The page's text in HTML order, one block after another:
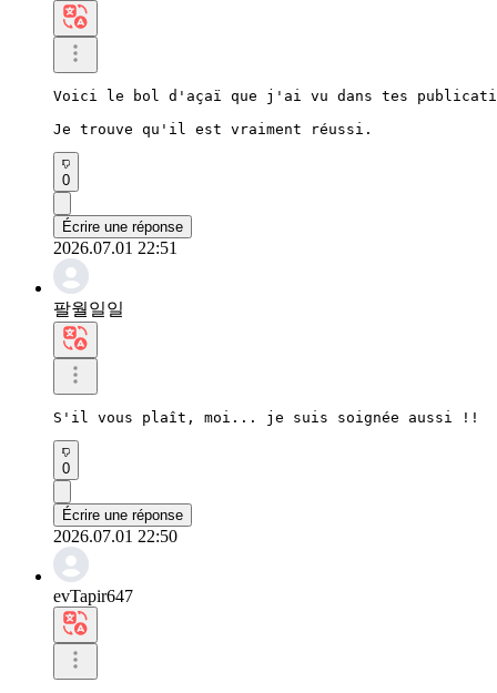
Voici le bol d'açaï que j'ai vu dans tes
Je trouve qu'il est vraiment réussi.
0
Écrire une réponse
2026.07.01 22:51
팔월일일
S'il vous plaît, moi... je suis soignée aussi !!
0
Écrire une réponse
2026.07.01 22:50
evTapir647